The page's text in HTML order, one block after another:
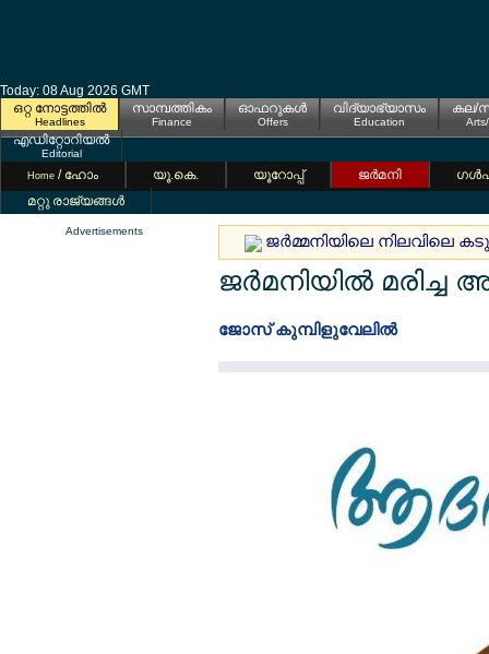
Today: 08 Aug 2026 GMT
ഒറ്റ നോട്ടത്തില്‍
Headlines
സാമ്പത്തികം
Finance
ഓഫറുകള്‍
Offers
വിദ്യാഭ്യാസം
Education
കല/
എഡിറ്റോറിയല്‍
Editorial
Home / ഹോം യൂ.കെ. യൂറോപ്പ് ജര്‍മനി
മറ്റു രാജ്യങ്ങള്‍
Advertisements
ജര്‍മ്മനിയിലെ നിലവിലെ
ജര്‍മനിയില്‍ മരിച്ച
ജോസ് കുമ്പിളുവേലില്‍